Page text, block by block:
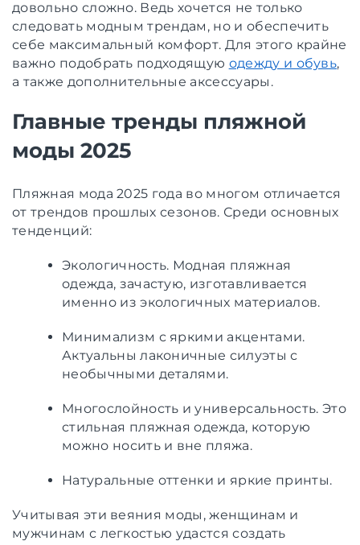
довольно сложно. Ведь хочется не только
следовать модным трендам, но и обеспечить
себе максимальный комфорт. Для этого крайне
важно подобрать подходящую одежду и обувь,
а также дополнительные аксессуары.
Главные тренды пляжной
моды 2025
Пляжная мода 2025 года во многом отличается
от трендов прошлых сезонов. Среди основных
тенденций:
Экологичность. Модная пляжная
одежда, зачастую, изготавливается
именно из экологичных материалов.
Минимализм с яркими акцентами.
Актуальны лаконичные силуэты с
необычными деталями.
Многослойность и универсальность. Это
стильная пляжная одежда, которую
можно носить и вне пляжа.
Натуральные оттенки и яркие принты.
Учитывая эти веяния моды, женщинам и
мужчинам с легкостью удастся создать